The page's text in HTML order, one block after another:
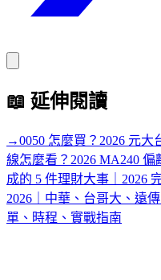
📖 延伸閱讀
→0050 怎麼買？2026 元大
線怎麼看？2026 MA240
成的 5 件理財大事｜2026
2026｜中華、台哥大、遠
單、時程、實戰指南